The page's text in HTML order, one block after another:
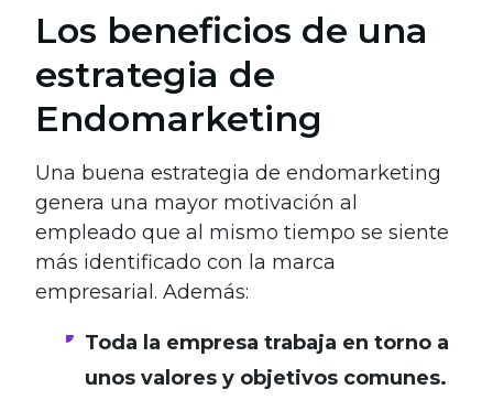
Los beneficios de una
estrategia de
Endomarketing
Una buena estrategia de endomarketing
genera una mayor motivación al
empleado que al mismo tiempo se siente
más identificado con la marca
empresarial. Además:
Toda la empresa trabaja en torno a
unos valores y objetivos comunes.